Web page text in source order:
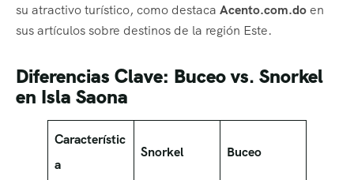
su atractivo turístico, como destaca Acento.com.doen
sus artículos sobre destinos de la región Este.
Diferencias Clave: Buceo vs. Snorkel
en Isla Saona
Característic
a
Snorkel Buceo